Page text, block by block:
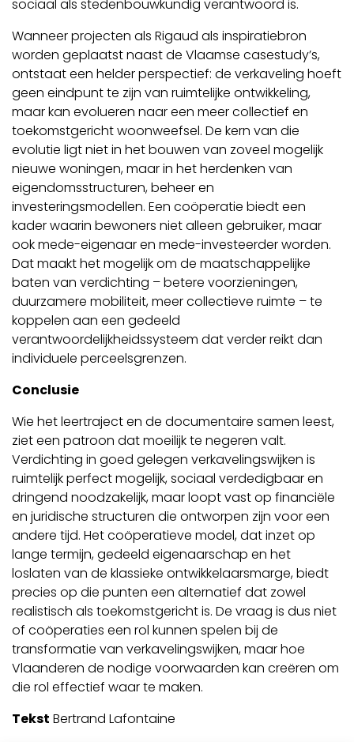
sociaal als stedenbouwkundig verantwoord is.
Wanneer projecten als Rigaud als inspiratiebron
worden geplaatst naast de Vlaamse casestudy’s,
ontstaat een helder perspectief: de verkaveling hoeft
geen eindpunt te zijn van ruimtelijke ontwikkeling,
maar kan evolueren naar een meer collectief en
toekomstgericht woonweefsel. De kern van die
evolutie ligt niet in het bouwen van zoveel mogelijk
nieuwe woningen, maar in het herdenken van
eigendomsstructuren, beheer en
investeringsmodellen. Een coöperatie biedt een
kader waarin bewoners niet alleen gebruiker, maar
ook mede-eigenaar en mede-investeerder worden.
Dat maakt het mogelijk om de maatschappelijke
baten van verdichting – betere voorzieningen,
duurzamere mobiliteit, meer collectieve ruimte – te
koppelen aan een gedeeld
verantwoordelijkheidssysteem dat verder reikt dan
individuele perceelsgrenzen.
Conclusie
Wie het leertraject en de documentaire samen leest,
ziet een patroon dat moeilijk te negeren valt.
Verdichting in goed gelegen verkavelingswijken is
ruimtelijk perfect mogelijk, sociaal verdedigbaar en
dringend noodzakelijk, maar loopt vast op financiële
en juridische structuren die ontworpen zijn voor een
andere tijd. Het coöperatieve model, dat inzet op
lange termijn, gedeeld eigenaarschap en het
loslaten van de klassieke ontwikkelaarsmarge, biedt
precies op die punten een alternatief dat zowel
realistisch als toekomstgericht is. De vraag is dus niet
of coöperaties een rol kunnen spelen bij de
transformatie van verkavelingswijken, maar hoe
Vlaanderen de nodige voorwaarden kan creëren om
die rol effectief waar te maken.
Tekst Bertrand Lafontaine